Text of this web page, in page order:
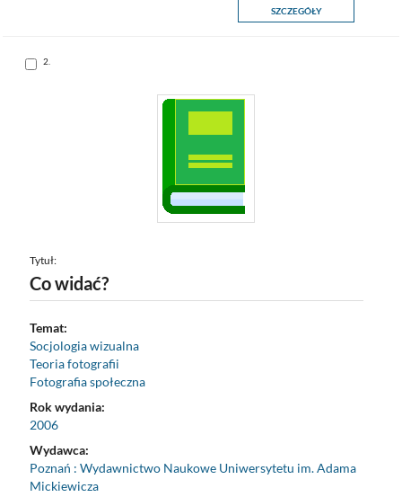
SZCZEGÓŁY
Skocz
2.
Tytuł:
Co widać?
Temat:
Socjologia wizualna
Teoria fotografii
Fotografia społeczna
Rok wydania:
2006
Wydawca:
Poznań : Wydawnictwo Naukowe Uniwersytetu im. Adama
Mickiewicza